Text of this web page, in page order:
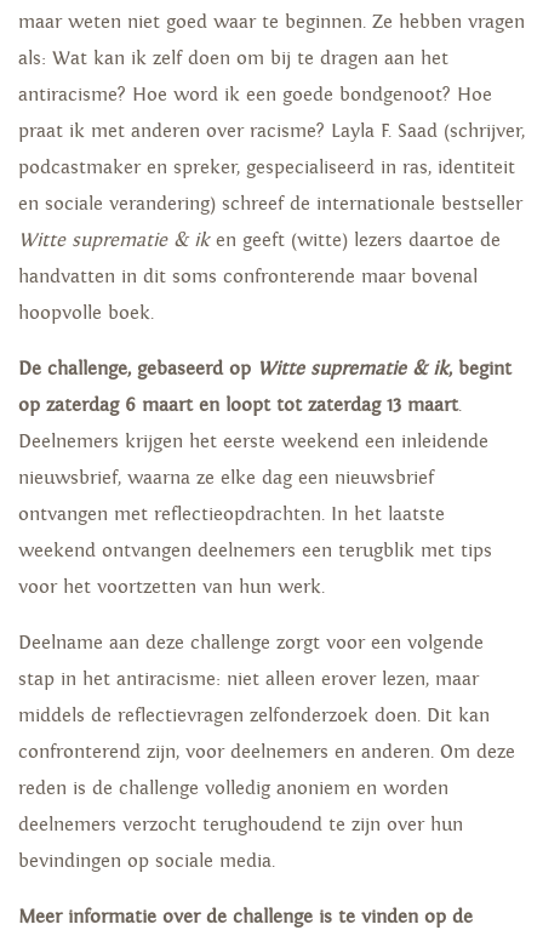
maar weten niet goed waar te beginnen. Ze hebben vragen
als: Wat kan ik zelf doen om bij te dragen aan het
antiracisme? Hoe word ik een goede bondgenoot? Hoe
praat ik met anderen over racisme? Layla F. Saad (schrijver,
podcastmaker en spreker, gespecialiseerd in ras, identiteit
en sociale verandering) schreef de internationale bestseller
Witte suprematie & ik en geeft (witte) lezers daartoe de
handvatten in dit soms confronterende maar bovenal
hoopvolle boek.
De challenge, gebaseerd op Witte suprematie & ik, begint
op zaterdag 6 maart en loopt tot zaterdag 13 maart.
Deelnemers krijgen het eerste weekend een inleidende
nieuwsbrief, waarna ze elke dag een nieuwsbrief
ontvangen met reflectieopdrachten. In het laatste
weekend ontvangen deelnemers een terugblik met tips
voor het voortzetten van hun werk.
Deelname aan deze challenge zorgt voor een volgende
stap in het antiracisme: niet alleen erover lezen, maar
middels de reflectievragen zelfonderzoek doen. Dit kan
confronterend zijn, voor deelnemers en anderen. Om deze
reden is de challenge volledig anoniem en worden
deelnemers verzocht terughoudend te zijn over hun
bevindingen op sociale media.
Meer informatie over de challenge is te vinden op de